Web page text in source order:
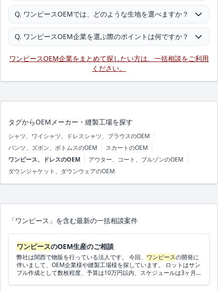
Q. ワンピースOEMでは、どのような生地を選べますか？
Q. ワンピースOEM企業を選ぶ際のポイントは何ですか？
ワンピースOEM企業をまとめて探したい方は、一括相談をご利用
ください。
タグからOEMメーカー・縫製工場を探す
シャツ、ワイシャツ、ドレスシャツ、ブラウスのOEM
パンツ、ズボン、ボトムスのOEM
スカートのOEM
ワンピース、ドレスのOEM
アウター、コート、ブルゾンのOEM
ダウンジャケット、ダウンウェアのOEM
「ワンピース」を含む最新の一括相談案件
ワンピースのOEM生産のご相談
弊社は関西で物販を行っている法人です。 今回、 ワンピースの開発に
伴いまして、OEM企業様や縫製工場様を探しています。 ロットはサン
プル作成として数枚程度、予算は10万円以内、スケジュールは3ヶ月